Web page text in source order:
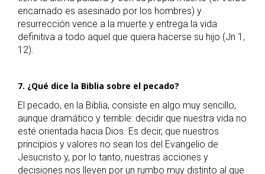
encarnado es asesinado por los hombres) y
resurrección vence a la muerte y entrega la vida
definitiva a todo aquel que quiera hacerse su hijo (Jn 1,
12).
7. ¿Qué dice la Biblia sobre el pecado?
El pecado, en la Biblia, consiste en algo muy sencillo,
aunque dramático y terrible: decidir que nuestra vida no
esté orientada hacia Dios. Es decir, que nuestros
principios y valores no sean los del Evangelio de
Jesucristo y, por lo tanto, nuestras acciones y
decisiones nos lleven por un rumbo muy distinto al que